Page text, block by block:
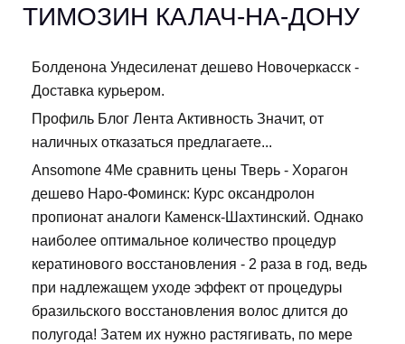
TИМОЗИН КАЛАЧ-НА-ДОНУ
Болденона Ундесиленат дешево Новочеркасск -
Доставка курьером.
Профиль Блог Лента Активность Значит, от
наличных отказаться предлагаете...
Ansomone 4Me сравнить цены Тверь - Хорагон
дешево Наро-Фоминск: Курс оксандролон
пропионат аналоги Каменск-Шахтинский. Однако
наиболее оптимальное количество процедур
кератинового восстановления - 2 раза в год, ведь
при надлежащем уходе эффект от процедуры
бразильского восстановления волос длится до
полугода! Затем их нужно растягивать, по мере